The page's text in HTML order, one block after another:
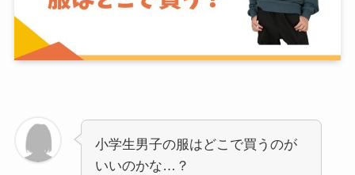
小学生男子の服はどこで買うのが
いいのかな…？